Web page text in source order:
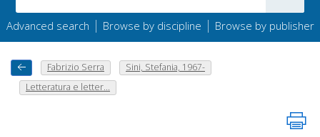
Advanced search | Browse by discipline | Browse by publisher
Fabrizio Serra
Sini, Stefania, 1967-
Letteratura e letter...